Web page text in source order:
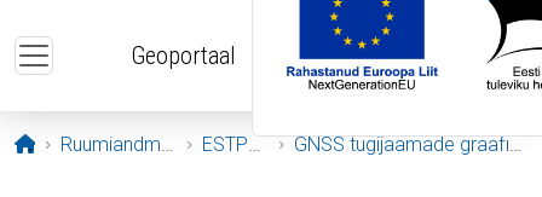
Geoportaal
Avaleht
Ruumiandmed ESTPOS GNSS tugijaamade graafikud